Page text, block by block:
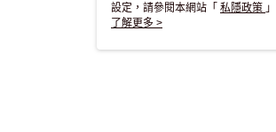
設定，請參閱本網站「 私隱政策
用 cookie。
了解更多 >